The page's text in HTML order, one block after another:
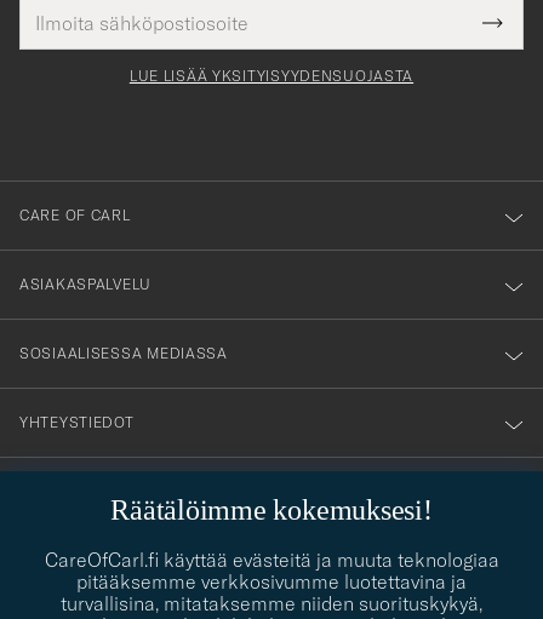
Räätälöimme kokemuksesi!
CareOfCarl.fi käyttää evästeitä ja muuta teknologiaa
pitääksemme verkkosivumme luotettavina ja
turvallisina, mitataksemme niiden suorituskykyä,
tieto
Tack
för
dig
till
vårt
nyhetsbrev!
LUE LISÄÄ YKSITYISYYDENSUOJASTA
CARE OF CARL
ASIAKASPALVELU
SOSIAALISESSA MEDIASSA
YHTEYSTIEDOT
contact@careofcarl.com
PUKEUTUMISNEUVONTA
Kaipaatko apua oman tyylisi löytämiseen? Me autamme sinua
mielellämme!